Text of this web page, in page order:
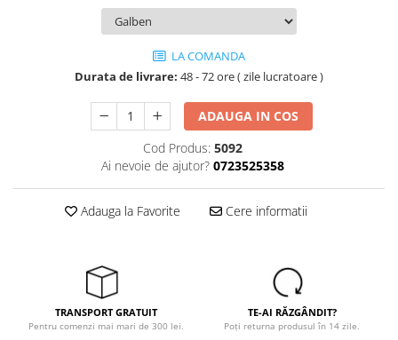
îmbrăcăminte pentru damă
Rezistent la flacăra
îmbrăcăminte asistente/doctori
îmbrăcăminte bucătari
îmbrăcăminte de lucru
înaltă vizibilitate hi-vis
Hanorace
Pantaloni scurti
Salopetă cu pieptar
Tricouri
LA COMANDA
Durata de livrare: 48 - 72 ore ( zile lucratoare )
ADAUGA IN COS
Cod Produs: 5092
Ai nevoie de ajutor? 0723525358
Adauga la Favorite Cere informatii
TRANSPORT GRATUIT
Pentru comenzi mai mari de 300 lei.
TE-AI RĂZGÂNDIT?
Poți returna produsul în 14 zile.